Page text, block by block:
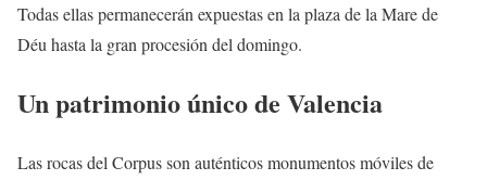
Todas ellas permanecerán expuestas en la plaza de la Mare de
Déu hasta la gran procesión del domingo.
Un patrimonio único de Valencia
Las rocas del Corpus son auténticos monumentos móviles de